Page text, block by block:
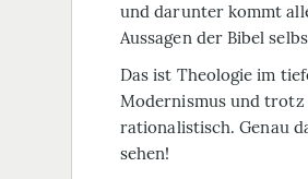
und darunter kommt
Aussagen der Bibel
Das ist Theologie im
Modernismusund trotz
rationalistisch.Genau
sehen!